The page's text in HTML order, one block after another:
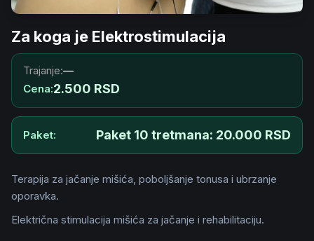
Za koga je Elektrostimulacija
Trajanje:—
Cena:2.500 RSD
Paket: Paket 10 tretmana: 20.000 RSD
Terapija za jačanje mišića, poboljšanje tonusa i ubrzanje
oporavka.
Električna stimulacija mišića za jačanje i rehabilitaciju.